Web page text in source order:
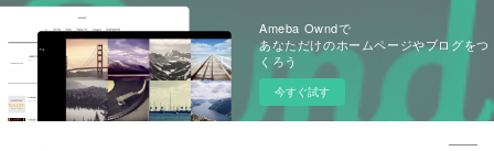
Ameba Owndで
あなただけのホームページやブログをつ
くろう
今すぐ試す